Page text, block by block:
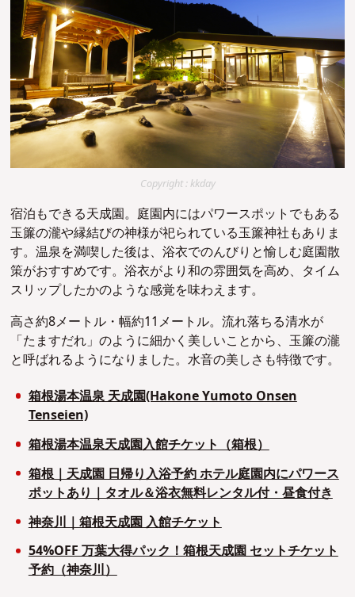
Copyright : kkday
宿泊もできる天成園。庭園内にはパワースポットでもある
玉簾の瀧や縁結びの神様が祀られている玉簾神社もありま
す。温泉を満喫した後は、浴衣でのんびりと愉しむ庭園散
策がおすすめです。浴衣がより和の雰囲気を高め、タイム
スリップしたかのような感覚を味わえます。
高さ約8メートル・幅約11メートル。流れ落ちる清水が
「たますだれ」のように細かく美しいことから、玉簾の瀧
と呼ばれるようになりました。水音の美しさも特徴です。
箱根湯本温泉 天成園(Hakone Yumoto Onsen
Tenseien)
箱根湯本温泉天成園入館チケット（箱根）
箱根｜天成園 日帰り入浴予約 ホテル庭園内にパワース
ポットあり｜タオル＆浴衣無料レンタル付・昼食付き
神奈川｜箱根天成園 入館チケット
54%OFF 万葉大得パック！箱根天成園 セットチケット
予約（神奈川）